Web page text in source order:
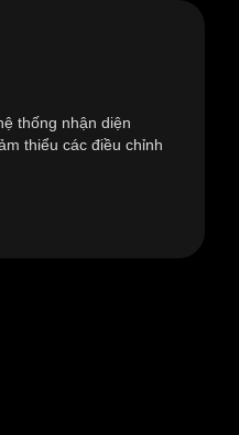
thống nhận diện
thiểu các điều chỉnh